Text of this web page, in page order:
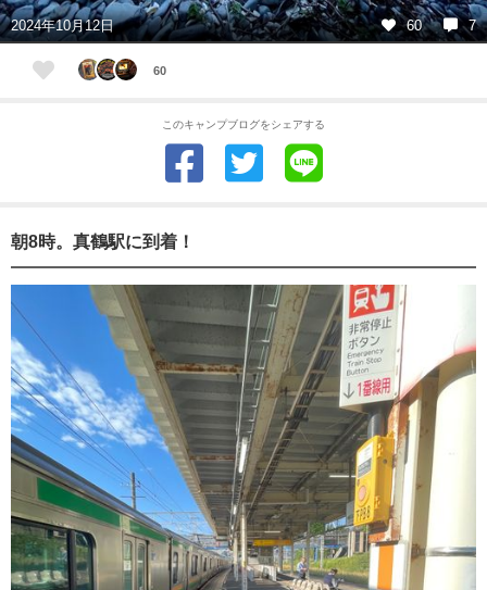
2024年10月12日 60 7
60
このキャンプブログをシェアする
朝8時。真鶴駅に到着！